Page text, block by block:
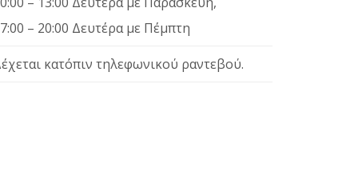
– 20:00 Δευτέρα με Πέμπτη
κατόπιν τηλεφωνικού ραντεβού.